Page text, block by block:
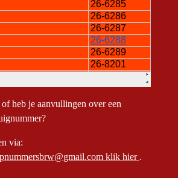
heb je aanvullingen over een
via:
klik hier .